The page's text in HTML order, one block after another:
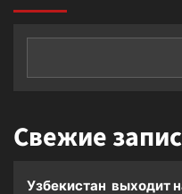
Свежие
Узбекистан выходит